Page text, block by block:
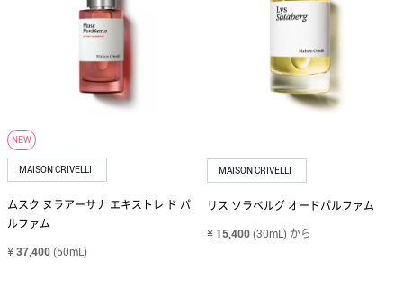
ドルチェ＆ガッバーナ
フレデリック マル
エリー サーブ
GOUTAL
ホーム フレグランス
ギフトセット・コフレ
アトマイザー
NEW
MAISON CRIVELLI
ムスク ヌラアーサナ エキストレ ド パ
ルファム
¥37,400(50mL)
MAISON CRIVELLI
リス ソラベルグ オードパルファム
¥ 15,400(30mL) から